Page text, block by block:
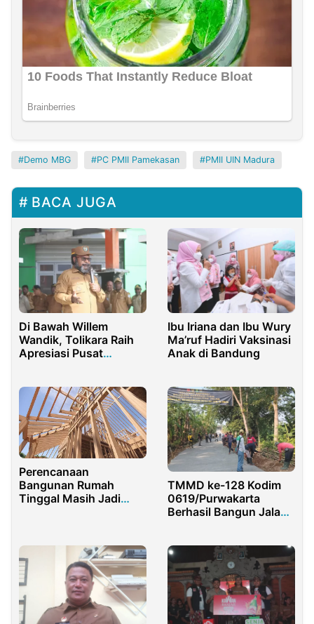
Demo MBG PC PMII Pamekasan PMII UIN Madura
BACA JUGA
Di Bawah Willem
Wandik, Tolikara Raih
Apresiasi Pusat
Ibu Iriana dan Ibu Wury
Ma’ruf Hadiri Vaksinasi
Anak di Bandung
Perencanaan
Bangunan Rumah
Tinggal Masih Jadi
TMMD ke-128 Kodim
0619/Purwakarta
Berhasil Bangun Jalan